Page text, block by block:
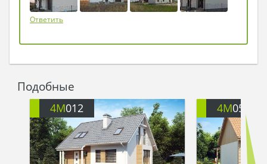
Ответить
Подобные
4M012 4M054